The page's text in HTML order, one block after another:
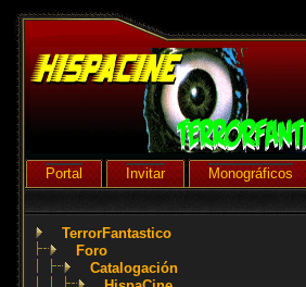
Portal Invitar Monográficos
TerrorFantastico
Foro
Catalogación